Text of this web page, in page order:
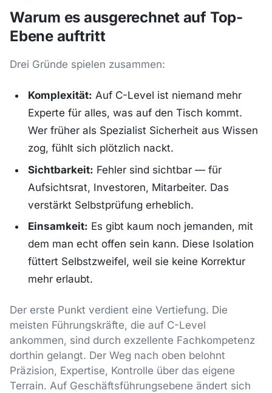
Warum es ausgerechnet auf Top-
Ebene auftritt
Drei Gründe spielen zusammen:
Komplexität: Auf C-Level ist niemand mehr
Experte für alles, was auf den Tisch kommt.
Wer früher als Spezialist Sicherheit aus Wissen
zog, fühlt sich plötzlich nackt.
Sichtbarkeit: Fehler sind sichtbar — für
Aufsichtsrat, Investoren, Mitarbeiter. Das
verstärkt Selbstprüfung erheblich.
Einsamkeit: Es gibt kaum noch jemanden, mit
dem man echt offen sein kann. Diese Isolation
füttert Selbstzweifel, weil sie keine Korrektur
mehr erlaubt.
Der erste Punkt verdient eine Vertiefung. Die
meisten Führungskräfte, die auf C-Level
ankommen, sind durch exzellente Fachkompetenz
dorthin gelangt. Der Weg nach oben belohnt
Präzision, Expertise, Kontrolle über das eigene
Terrain. Auf Geschäftsführungsebene ändert sich